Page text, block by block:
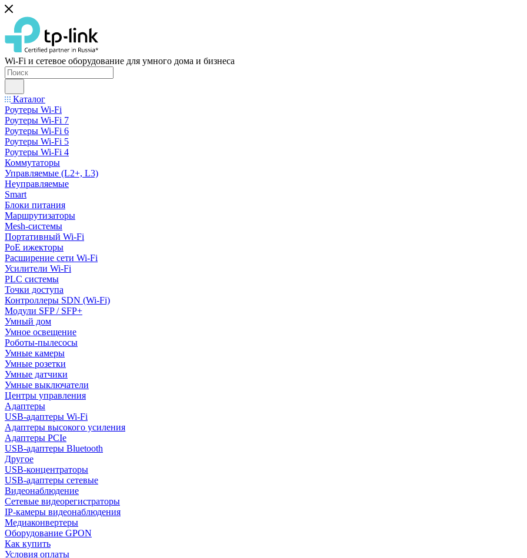
Wi-Fi и сетевое оборудование для умного дома и бизнеса
Каталог
Роутеры Wi-Fi
Роутеры Wi-Fi 7
Роутеры Wi-Fi 6
Роутеры Wi-Fi 5
Роутеры Wi-Fi 4
Коммутаторы
Управляемые (L2+, L3)
Неуправляемые
Smart
Блоки питания
Маршрутизаторы
Mesh-системы
Портативный Wi-Fi
PoE ижекторы
Расширение сети Wi‑Fi
Усилители Wi-Fi
PLC системы
Точки доступа
Контроллеры SDN (Wi-Fi)
Модули SFP / SFP+
Умный дом
Умное освещение
Роботы-пылесосы
Умные камеры
Умные розетки
Умные датчики
Умные выключатели
Центры управления
Адаптеры
USB-адаптеры Wi-Fi
Адаптеры высокого усиления
Адаптеры PCIe
USB-адаптеры Bluetooth
Другое
USB-концентраторы
USB-адаптеры сетевые
Видеонаблюдение
Сетевые видеорегистраторы
IP-камеры видеонаблюдения
Медиаконвертеры
Оборудование GPON
Как купить
Условия оплаты